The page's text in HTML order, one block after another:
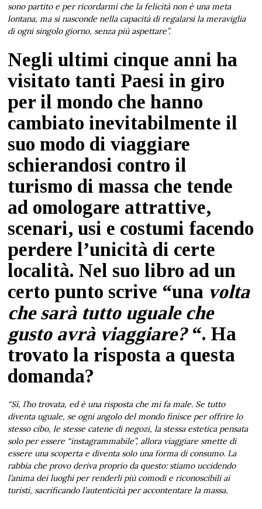
sono partito e per ricordarmi che la felicità non è una meta
lontana, ma si nasconde nella capacità di regalarsi la meraviglia
di ogni singolo giorno, senza più aspettare”.
Negli ultimi cinque anni ha
visitato tanti Paesi in giro
per il mondo che hanno
cambiato inevitabilmente il
suo modo di viaggiare
schierandosi contro il
turismo di massa che tende
ad omologare attrattive,
scenari, usi e costumi facendo
perdere l’unicità di certe
località. Nel suo libro ad un
certo punto scrive “una volta
che sarà tutto uguale che
gusto avrà viaggiare? “. Ha
trovato la risposta a questa
domanda?
“Sì, l’ho trovata, ed è una risposta che mi fa male. Se tutto
diventa uguale, se ogni angolo del mondo finisce per offrire lo
stesso cibo, le stesse catene di negozi, la stessa estetica pensata
solo per essere “instagrammabile”, allora viaggiare smette di
essere una scoperta e diventa solo una forma di consumo. La
rabbia che provo deriva proprio da questo: stiamo uccidendo
l’anima dei luoghi per renderli più comodi e riconoscibili ai
turisti, sacrificando l’autenticità per accontentare la massa.